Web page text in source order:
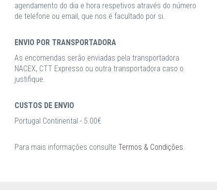
agendamento do dia e hora respetivos através do número
de telefone ou email, que nos é facultado por si.
ENVIO POR TRANSPORTADORA
As encomendas serão enviadas pela transportadora
NACEX, CTT Expresso ou outra transportadora caso o
justifique.
CUSTOS DE ENVIO
Portugal Continental - 5.00€
Para mais informações consulte Termos & Condições.